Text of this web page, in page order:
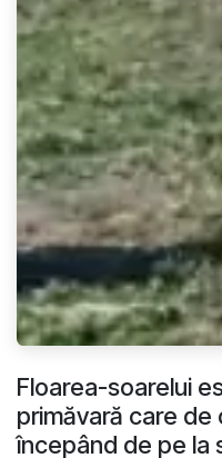
Floarea-soarelui
primăvară care
începând de pe la